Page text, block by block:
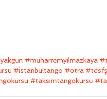
#muharremyılmazkaya
#istanbultango #otra
#taksimtangokursu